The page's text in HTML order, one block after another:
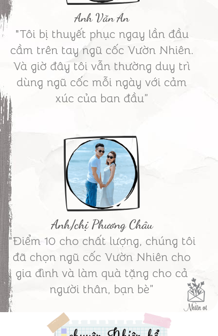
Anh Văn An
"Tôi bị thuyết phục ngay lần đầu
cầm trên tay ngũ cốc Vườn Nhiên.
Và giờ đây tôi vẫn thường duy trì
dùng ngũ cốc mỗi ngày với cảm
xúc của ban đầu”
Anh/chị Phương Châu
"Điểm 10 cho chất lượng, chúng tôi
đã chọn ngũ cốc Vườn Nhiên cho
gia đình và làm quà tặng cho cả
người thân, bạn bè”